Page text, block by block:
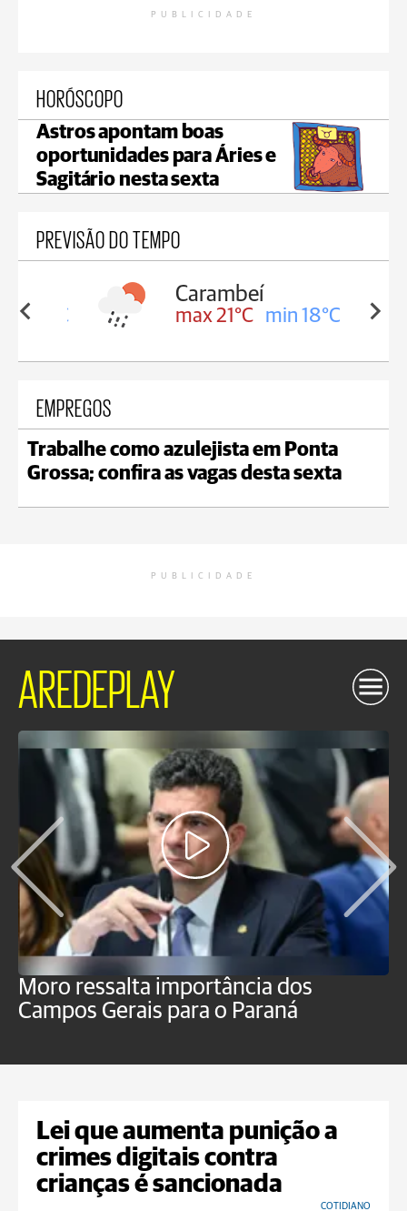
PUBLICIDADE
HORÓSCOPO
Astros apontam boas
oportunidades para Áries e
Sagitário nesta sexta
PREVISÃO DO TEMPO
18°C
Carambeí
max 21°C min 18°C
EMPREGOS
Trabalhe como azulejista em Ponta
Grossa; confira as vagas desta sexta
PUBLICIDADE
AREDEPLAY
Moro ressalta importância dos
Campos Gerais para o Paraná
Lei que aumenta punição a
crimes digitais contra
crianças é sancionada
COTIDIANO